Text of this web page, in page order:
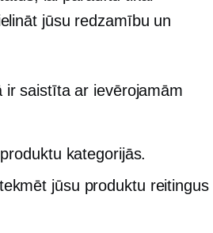
jūsu redzamību un
ir saistīta ar ievērojamām
kategorijās.
jūsu produktu reitingus